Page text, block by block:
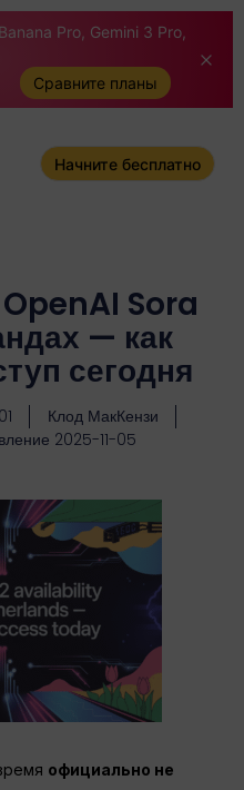
Pro, Gemini 3 Pro,
Сравните планы
Начните бесплатно
Sora
— как
сегодня
Клод МакКензи
2025-11-05
официально не